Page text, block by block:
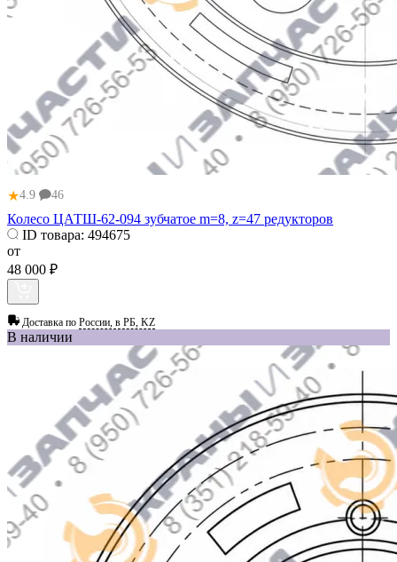
★4.9 46
Колесо ЦАТШ-62-094 зубчатое m=8, z=47 редукторов
ID товара: 494675
от
48 000 ₽
Доставка по России, в РБ, KZ
В наличии